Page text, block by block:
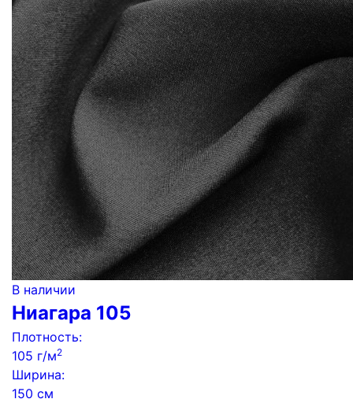
В наличии
Ниагара 105
Плотность:
105 г/м2
Ширина:
150 см